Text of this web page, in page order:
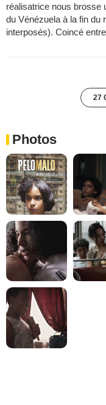
réalisatrice nous brosse
du Vénézuela à la fin du
interposés). Coincé
27
Photos